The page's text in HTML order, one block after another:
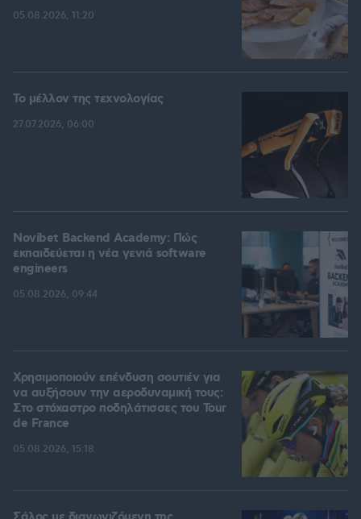
05.08.2026, 11:20
Το μέλλον της τεχνολογίας
27.07.2026, 06:00
Novibet Backend Academy: Πώς
εκπαιδεύεται η νέα γενιά software
engineers
05.08.2026, 09:44
Χρησιμοποιούν επένδυση σουτιέν για
να αυξήσουν την αεροδυναμική τους:
Στο στόχαστρο ποδηλάτισσες του Tour
de France
05.08.2026, 15:18